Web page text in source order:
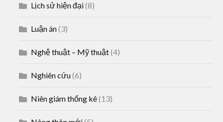
Lịch sử hiện đại(8)
Luận án(3)
Nghệ thuật – Mỹ thuật(4)
Nghiên cứu(6)
Niên giám thống kê(13)